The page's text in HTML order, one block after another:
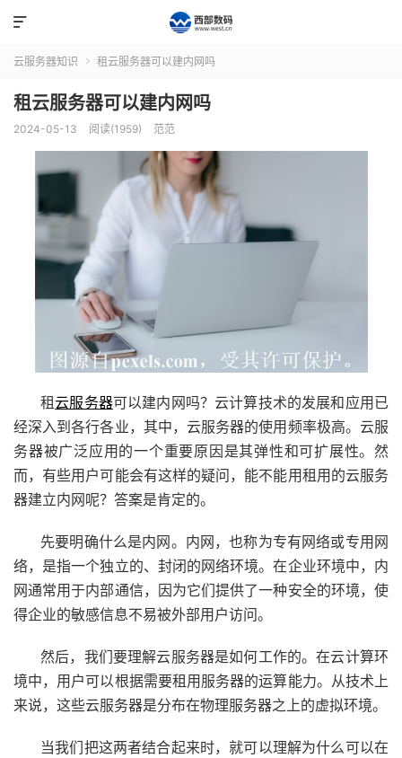

云服务器知识  租云服务器可以建内网吗
租云服务器可以建内网吗
2024-05-13 阅读(1959) 范范
租云服务器可以建内网吗？云计算技术的发展和应用已
经深入到各行各业，其中，云服务器的使用频率极高。云服
务器被广泛应用的一个重要原因是其弹性和可扩展性。然
而，有些用户可能会有这样的疑问，能不能用租用的云服务
器建立内网呢？答案是肯定的。
先要明确什么是内网。内网，也称为专有网络或专用网
络，是指一个独立的、封闭的网络环境。在企业环境中，内
网通常用于内部通信，因为它们提供了一种安全的环境，使
得企业的敏感信息不易被外部用户访问。
然后，我们要理解云服务器是如何工作的。在云计算环
境中，用户可以根据需要租用服务器的运算能力。从技术上
来说，这些云服务器是分布在物理服务器之上的虚拟环境。
当我们把这两者结合起来时，就可以理解为什么可以在